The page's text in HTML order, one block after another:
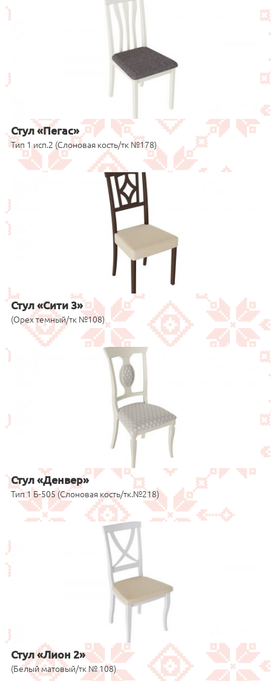
Стул «Пегас»
Тип 1 исп.2 (Слоновая кость/тк №178)
Стул «Сити 3»
(Орех темный/тк №108)
Стул «Денвер»
Тип 1 Б-505 (Слоновая кость/тк.№218)
Стул «Лион 2»
(Белый матовый/тк № 108)